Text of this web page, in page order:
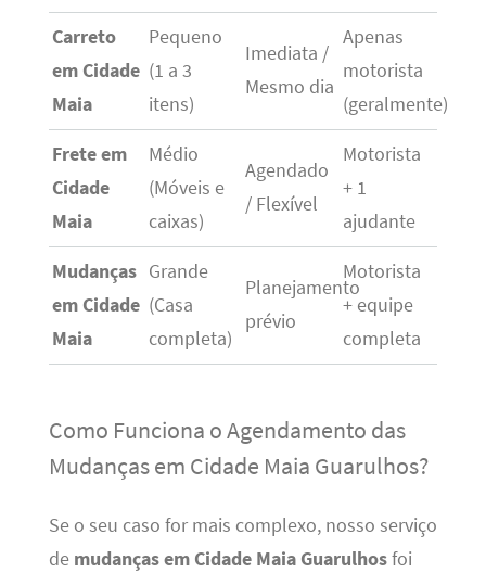
Carreto
em Cidade
Maia
Pequeno
(1 a 3
itens)
Imediata /
Mesmo dia
Apenas
motorista
(geralmente)
Frete em
Cidade
Maia
Médio
(Móveis e
caixas)
Agendado
/ Flexível
Motorista
+ 1
ajudante
Mudanças
em Cidade
Maia
Grande
(Casa
completa)
Planejamento
prévio
Motorista
+ equipe
completa
Como Funciona o Agendamento das
Mudanças em Cidade Maia Guarulhos?
Se o seu caso for mais complexo, nosso serviço
de mudanças em Cidade Maia Guarulhosfoi